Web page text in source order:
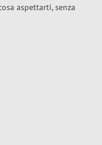
aspettarti, senza